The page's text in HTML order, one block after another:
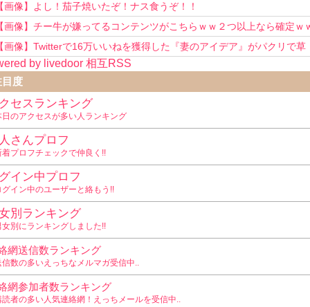
画像】よし！茄子焼いたぞ！ナス食うぞ！！
画像】チー牛が嫌ってるコンテンツがこちらｗｗ２つ以上なら確定ｗ
画像】Twitterで16万いいねを獲得した『妻のアイデア』がパクリで草
by livedoor 相互RSS
度
セスランキング
日のアクセスが多い人ランキング
さんプロフ
着プロフチェックで仲良く!!
イン中プロフ
グイン中のユーザーと絡もう!!
別ランキング
女別にランキングしました!!
網送信数ランキング
信数の多いえっちなメルマガ受信中..
網参加者数ランキング
読者の多い人気連絡網！えっちメールを受信中..